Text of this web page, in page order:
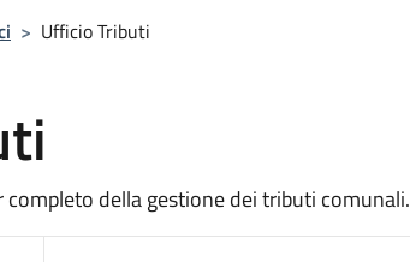
> Ufficio Tributi
completo della gestione dei tributi comunali.